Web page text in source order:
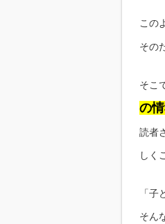
この
その
そこ
の
読者
しく
「子
そん